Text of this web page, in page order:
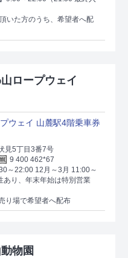
いた方のうち、希望者へ配
ロープウェイ
ウェイ 山麓駅4階乗車券
見5丁目3番7号
9 400 462*67
～22:00 12月～3月 11:00～
り、年末年始は特別営業
り場で希望者へ配布
物園